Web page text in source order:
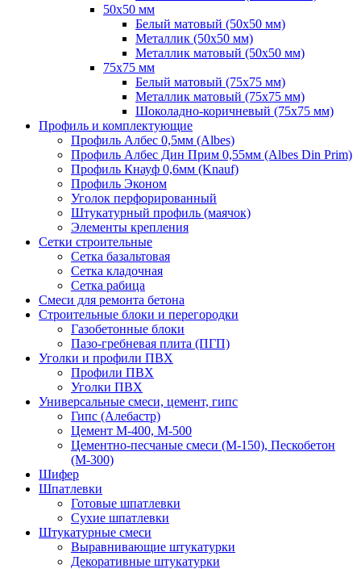
50х50 мм
Белый матовый (50х50 мм)
Металлик (50х50 мм)
Металлик матовый (50х50 мм)
75х75 мм
Белый матовый (75х75 мм)
Металлик матовый (75х75 мм)
Шоколадно-коричневый (75х75 мм)
Профиль и комплектующие
Профиль Албес 0,5мм (Albes)
Профиль Албес Дин Прим 0,55мм (Albes Din Prim)
Профиль Кнауф 0,6мм (Knauf)
Профиль Эконом
Уголок перфорированный
Штукатурный профиль (маячок)
Элементы крепления
Сетки строительные
Сетка базальтовая
Сетка кладочная
Сетка рабица
Смеси для ремонта бетона
Строительные блоки и перегородки
Газобетонные блоки
Пазо-гребневая плита (ПГП)
Уголки и профили ПВХ
Профили ПВХ
Уголки ПВХ
Универсальные смеси, цемент, гипс
Гипс (Алебастр)
Цемент М-400, М-500
Цементно-песчаные смеси (М-150), Пескобетон
(М-300)
Шифер
Шпатлевки
Готовые шпатлевки
Сухие шпатлевки
Штукатурные смеси
Выравнивающие штукатурки
Декоративные штукатурки